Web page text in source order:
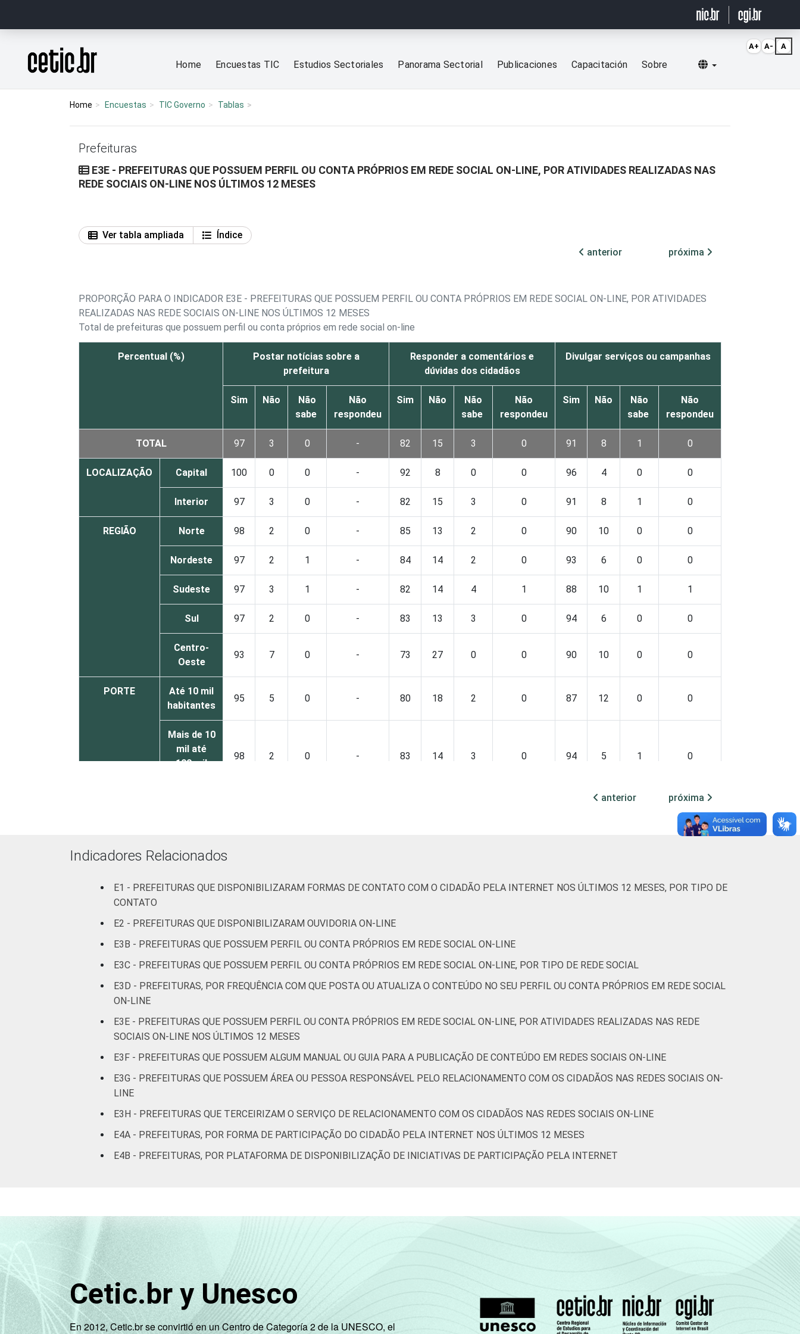
Página inicial
Home Encuestas TIC Estudios Sectoriales Panorama Sectorial Publicaciones Capacitación Sobre Selecionar idioma
Home Encuestas TIC Governo Tablas
Prefeituras
E3E - PREFEITURAS QUE POSSUEM PERFIL OU CONTA PRÓPRIOS EM REDE SOCIAL ON-LINE, POR ATIVIDADES REALIZADAS NAS
REDE SOCIAIS ON-LINE NOS ÚLTIMOS 12 MESES
Ver tabla ampliada
Índice
anterior
próxima
PROPORÇÃO PARA O INDICADOR E3E - PREFEITURAS QUE POSSUEM PERFIL OU CONTA PRÓPRIOS EM REDE SOCIAL ON-LINE, POR ATIVIDADES
REALIZADAS NAS REDE SOCIAIS ON-LINE NOS ÚLTIMOS 12 MESES
Total de prefeituras que possuem perfil ou conta próprios em rede social on-line
Percentual (%)
Postar notícias sobre a
prefeitura
Responder a comentários e
dúvidas dos cidadãos
Divulgar serviços ou campanhas
Sim Não
Não
sabe
Não
respondeu
Sim Não
Não
sabe
Não
respondeu
Sim Não
Não
sabe
Não
respondeu
TOTAL 97 3 0 - 82 15 3 0 91 8 1 0
LOCALIZAÇÃO Capital 100 0 0 - 92 8 0 0 96 4 0 0
Interior 97 3 0 - 82 15 3 0 91 8 1 0
REGIÃO Norte 98 2 0 - 85 13 2 0 90 10 0 0
Nordeste 97 2 1 - 84 14 2 0 93 6 0 0
Sudeste 97 3 1 - 82 14 4 1 88 10 1 1
Sul 97 2 0 - 83 13 3 0 94 6 0 0
Centro-
Oeste
93 7 0 - 73 27 0 0 90 10 0 0
PORTE
Até 10 mil
habitantes
95 5 0 - 80 18 2 0 87 12 0 0
Mais de 10
mil até
100 mil
98 2 0 - 83 14 3 0 94 5 1 0
habitantes
0
Mais de
habitantes
tecnologias de informação e comunicação no setor público brasileiro - TIC Governo Eletrônico 2017
anterior próxima
Indicadores Relacionados
E1 - PREFEITURAS QUE DISPONIBILIZARAM FORMAS DE CONTATO COM O CIDADÃO PELA INTERNET NOS ÚLTIMOS 12 MESES, POR TIPO DE
CONTATO
E2 - PREFEITURAS QUE DISPONIBILIZARAM OUVIDORIA ON-LINE
E3B - PREFEITURAS QUE POSSUEM PERFIL OU CONTA PRÓPRIOS EM REDE SOCIAL ON-LINE
E3C - PREFEITURAS QUE POSSUEM PERFIL OU CONTA PRÓPRIOS EM REDE SOCIAL ON-LINE, POR TIPO DE REDE SOCIAL
E3D - PREFEITURAS, POR FREQUÊNCIA COM QUE POSTA OU ATUALIZA O CONTEÚDO NO SEU PERFIL OU CONTA PRÓPRIOS EM REDE SOCIAL
ON-LINE
E3E - PREFEITURAS QUE POSSUEM PERFIL OU CONTA PRÓPRIOS EM REDE SOCIAL ON-LINE, POR ATIVIDADES REALIZADAS NAS REDE
SOCIAIS ON-LINE NOS ÚLTIMOS 12 MESES
E3F - PREFEITURAS QUE POSSUEM ALGUM MANUAL OU GUIA PARA A PUBLICAÇÃO DE CONTEÚDO EM REDES SOCIAIS ON-LINE
E3G - PREFEITURAS QUE POSSUEM ÁREA OU PESSOA RESPONSÁVEL PELO RELACIONAMENTO COM OS CIDADÃOS NAS REDES SOCIAIS ON-
LINE
E3H - PREFEITURAS QUE TERCEIRIZAM O SERVIÇO DE RELACIONAMENTO COM OS CIDADÃOS NAS REDES SOCIAIS ON-LINE
E4A - PREFEITURAS, POR FORMA DE PARTICIPAÇÃO DO CIDADÃO PELA INTERNET NOS ÚLTIMOS 12 MESES
E4B - PREFEITURAS, POR PLATAFORMA DE DISPONIBILIZAÇÃO DE INICIATIVAS DE PARTICIPAÇÃO PELA INTERNET
Cetic.br y Unesco
En 2012, Cetic.br se convirtió en un Centro de Categoría 2 de la UNESCO, el
A+ A- A